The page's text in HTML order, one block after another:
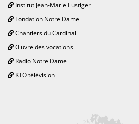
Institut Jean-Marie Lustiger
Fondation Notre Dame
Chantiers du Cardinal
Œuvre des vocations
Radio Notre Dame
KTO télévision